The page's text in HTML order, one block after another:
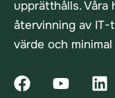
upprätthålls.
återvinning av IT-
värde och